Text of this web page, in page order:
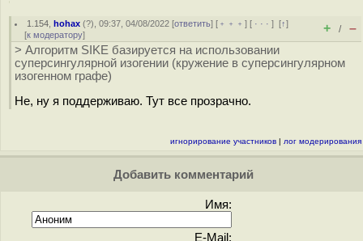
1.154 ,hohax (?), 09:37, 04/08/2022 [ответить] [ ﹢﹢﹢] [ · · ·][↑]
[к модератору] + / –
> Алгоритм SIKE базируется на использовании
суперсингулярной изогении (кружение в суперсингулярном
изогенном графе)
Не, ну я поддерживаю. Тут все прозрачно.
игнорирование участников | лог модерирования
Добавить комментарий
Имя:
E-Mail: